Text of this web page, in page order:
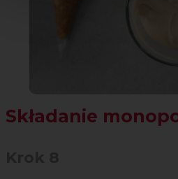
Składanie